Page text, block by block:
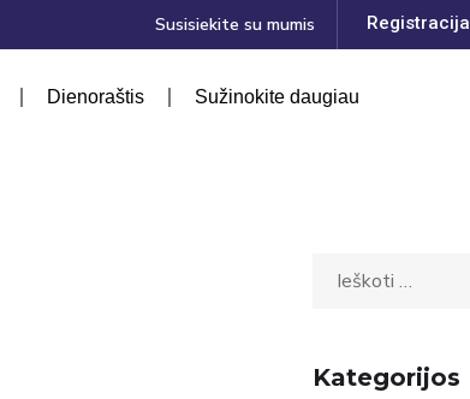
Susisiekite su mumis Registracija
Dienoraštis Sužinokite daugiau
Kategorijos